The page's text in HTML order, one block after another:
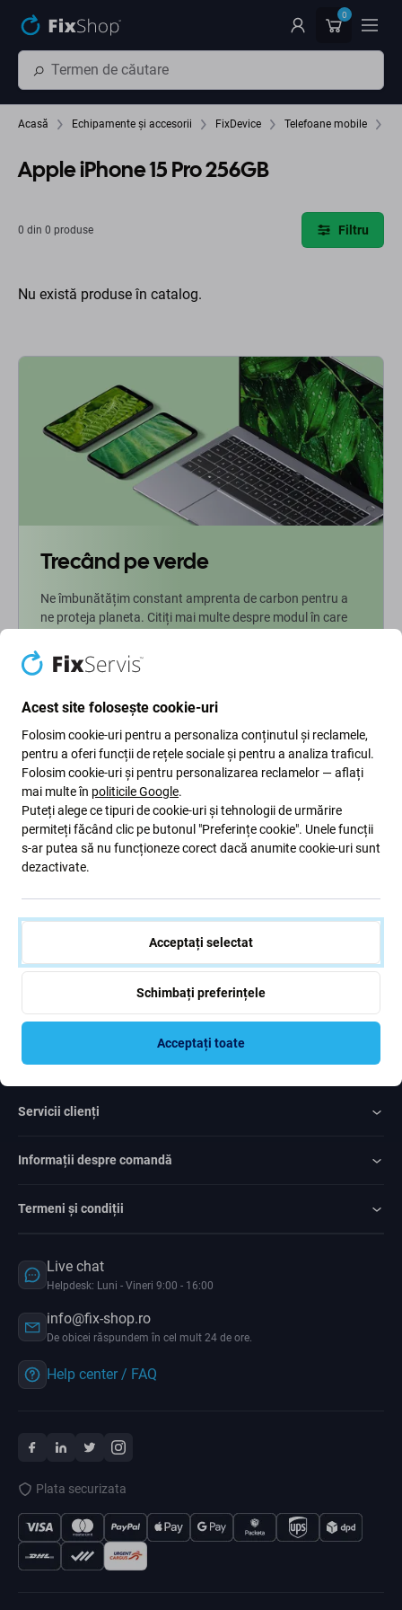
0
Acasă Echipamente și accesorii FixDevice Telefoane mobile
Apple iPhone 15 Pro 256GB
0 din 0 produse Filtru
Nu există produse în catalog.
Trecând pe verde
Ne îmbunătățim constant amprenta de carbon pentru a
ne proteja planeta. Citiți mai multe despre modul în care
Mai multe informatii
Newsletter Fix
Înscrieți-vă pentru a primi periodic informații despre reduceri și
noutăți din oferta noastră. În același timp, prin trimiterea acestui
formular, confirm că am peste 16 ani
Servicii clienți
Informații despre comandă
Termeni și condiții
Live chat
Helpdesk: Luni - Vineri 9:00 - 16:00
info@fix-shop.ro
De obicei răspundem în cel mult 24 de ore.
Help center / FAQ
Plata securizata
Acest site folosește cookie-uri
Folosim cookie-uri pentru a personaliza conținutul și reclamele,
pentru a oferi funcții de rețele sociale și pentru a analiza traficul.
Folosim cookie-uri și pentru personalizarea reclamelor — aflați
mai multe în politicile Google.
Puteți alege ce tipuri de cookie-uri și tehnologii de urmărire
permiteți făcând clic pe butonul "Preferințe cookie". Unele funcții
s-ar putea să nu funcționeze corect dacă anumite cookie-uri sunt
dezactivate.
Acceptați selectat
Schimbați preferințele
Acceptați toate